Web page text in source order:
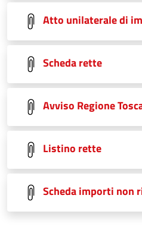
Atto unilaterale di
Scheda rette
Avviso Regione
Listino rette
Scheda importi non